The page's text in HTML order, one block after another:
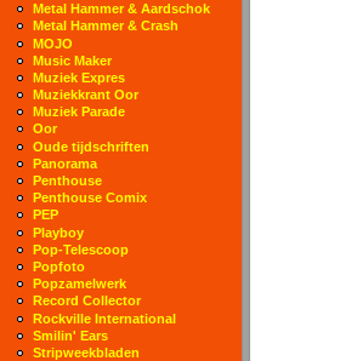
Metal Hammer & Aardschok
Metal Hammer & Crash
MOJO
Music Maker
Muziek Expres
Muziekkrant Oor
Muziek Parade
Oor
Oude tijdschriften
Panorama
Penthouse
Penthouse Comix
PEP
Playboy
Pop-Telescoop
Popfoto
Popzamelwerk
Record Collector
Rockville International
Smilin' Ears
Stripweekbladen